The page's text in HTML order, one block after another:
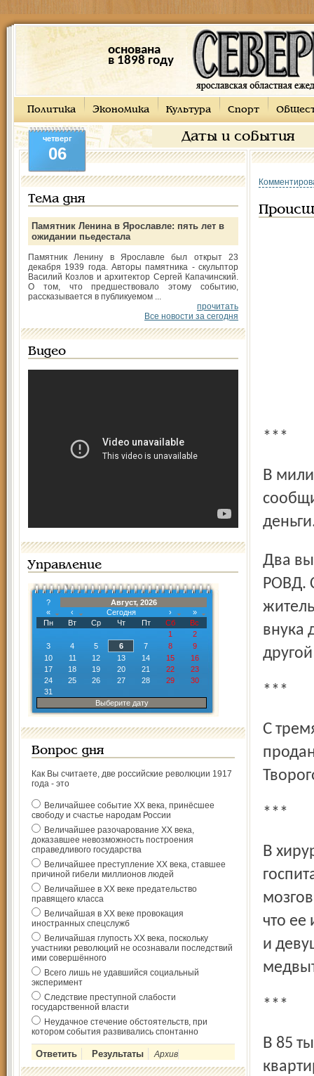
основана
в 1898 году
Политика Экономика Культура Спорт
Даты и события
четверг
06
Тема дня
Памятник Ленина в Ярославле: пять лет в
ожидании пьедестала
Памятник Ленину в Ярославле был открыт 23
декабря 1939 года. Авторы памятника - скульптор
Василий Козлов и архитектор Сергей Капачинский.
О том, что предшествовало этому событию,
рассказывается в публикуемом ...
прочитать
Все новости за сегодня
Видео
Управление
?
Август, 2026
«
‹ Сегодня ›
»
Пн
Вт Ср Чт Пт Сб
Вс
1
2
3
4 5 6 7 8
9
10
11 12 13 14 15
16
17
18 19 20 21 22
23
24
25 26 27 28 29
30
31
Выберите дату
Вопрос дня
Как Вы считаете, две российские революции 1917
года - это
Величайшее событие ХХ века, принёсшее
свободу и счастье народам России
Величайшее разочарование ХХ века,
доказавшее невозможность построения
справедливого государства
Величайшее преступление ХХ века, ставшее
причиной гибели миллионов людей
Величайшее в ХХ веке предательство
правящего класса
Величайшая в ХХ веке провокация
иностранных спецслужб
Величайшая глупость ХХ века, поскольку
участники революций не осознавали последствий
ими совершённого
Всего лишь не удавшийся социальный
эксперимент
Следствие преступной слабости
государственной власти
Неудачное стечение обстоятельств, при
котором события развивались спонтанно
Архив
***
В милицию обратился работник шинного завода. Он
Два вымогателя выявлены сотрудниками Фрунзенского
РОВД.
внука
***
С тремя дозами героина и деньгами, полученными за
***
В хирургическое отделение даниловской ЦРБ
что ее
и
***
В 85 тыс. рублей оценила жительница Рыбинска потери от